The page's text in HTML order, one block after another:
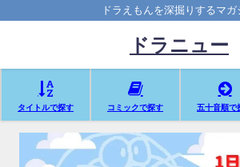
ドラえもんを深掘りするマガ
ドラニュー
タイトルで探す コミックで探す 五十音順で